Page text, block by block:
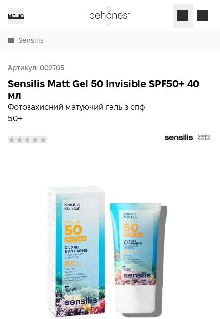
МЕНЮ
Sensilis
Артикул: 002705
Фотозахисний матуючий гель з спф
50+
Sensilis Matt Gel 50 Invisible SPF50+ 40
мл